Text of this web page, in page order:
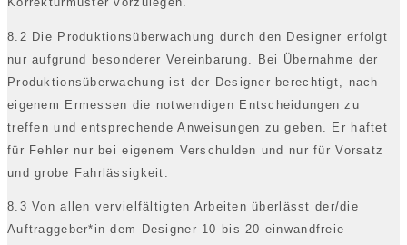
8.2 Die Produktionsüberwachung durch den Designer erfolgt
nur aufgrund besonderer Vereinbarung. Bei Übernahme der
Produktionsüberwachung ist der Designer berechtigt, nach
eigenem Ermessen die notwendigen Entscheidungen zu
treffen und entsprechende Anweisungen zu geben. Er haftet
für Fehler nur bei eigenem Verschulden und nur für Vorsatz
und grobe Fahrlässigkeit.
8.3 Von allen vervielfältigten Arbeiten überlässt der/die
Auftraggeber*in dem Designer 10 bis 20 einwandfreie